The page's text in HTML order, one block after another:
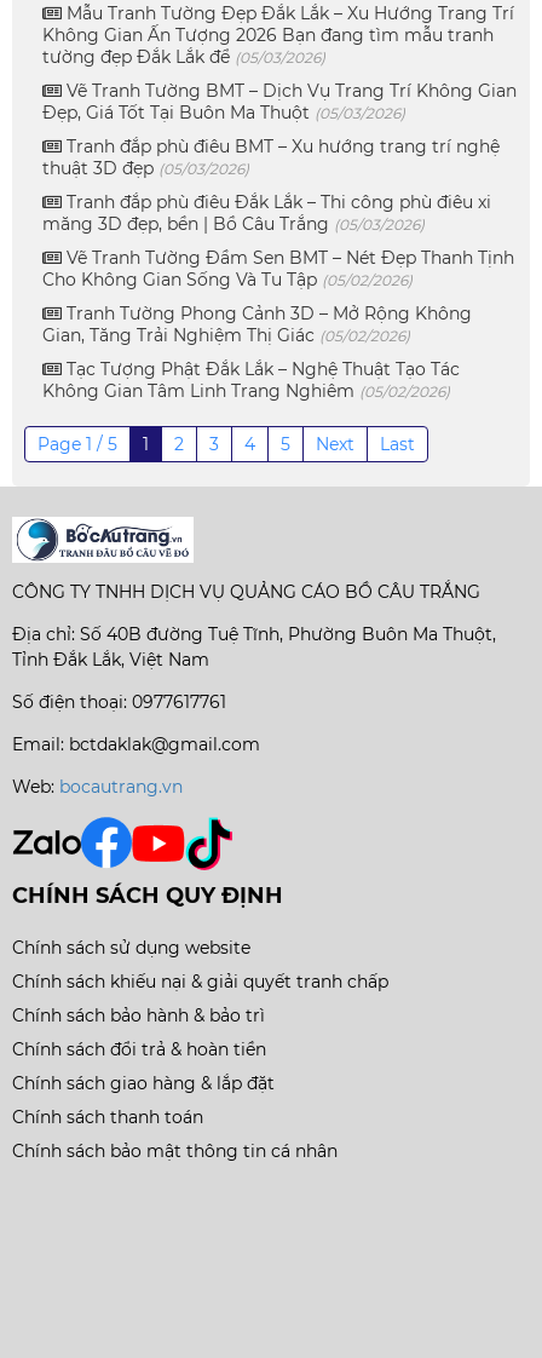
Mẫu Tranh Tường Đẹp Đắk Lắk – Xu Hướng Trang Trí
Không Gian Ấn Tượng 2026 Bạn đang tìm mẫu tranh
tường đẹp Đắk Lắk để (05/03/2026)
Vẽ Tranh Tường BMT – Dịch Vụ Trang Trí Không Gian
Đẹp, Giá Tốt Tại Buôn Ma Thuột (05/03/2026)
Tranh đắp phù điêu BMT – Xu hướng trang trí nghệ
thuật 3D đẹp (05/03/2026)
Tranh đắp phù điêu Đắk Lắk – Thi công phù điêu xi
măng 3D đẹp, bền | Bồ Câu Trắng (05/03/2026)
Vẽ Tranh Tường Đầm Sen BMT – Nét Đẹp Thanh Tịnh
Cho Không Gian Sống Và Tu Tập (05/02/2026)
Tranh Tường Phong Cảnh 3D – Mở Rộng Không
Gian, Tăng Trải Nghiệm Thị Giác (05/02/2026)
Tạc Tượng Phật Đắk Lắk – Nghệ Thuật Tạo Tác
Không Gian Tâm Linh Trang Nghiêm (05/02/2026)
Page 1 / 5 1 2 3 4 5 Next Last
CÔNG TY TNHH DỊCH VỤ QUẢNG CÁO BỒ CÂU TRẮNG
Địa chỉ: Số 40B đường Tuệ Tĩnh, Phường Buôn Ma Thuột,
Tỉnh Đắk Lắk, Việt Nam
Số điện thoại: 0977617761
Email: bctdaklak@gmail.com
Web: bocautrang.vn
CHÍNH SÁCH QUY ĐỊNH
Chính sách sử dụng website
Chính sách khiếu nại & giải quyết tranh chấp
Chính sách bảo hành & bảo trì
Chính sách đổi trả & hoàn tiền
Chính sách giao hàng & lắp đặt
Chính sách thanh toán
Chính sách bảo mật thông tin cá nhân